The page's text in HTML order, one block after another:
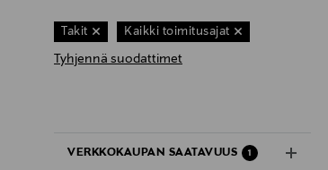
Takit Kaikki toimitusajat
Tyhjennä suodattimet
VERKKOKAUPAN SAATAVUUS 1